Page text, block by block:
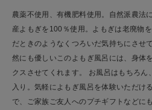
お問い合わせ
ショップリスト
農薬不使用、有機肥料使用。自然派農法
産よもぎを100％使用。よもぎは老廃物
だときのようなくつろいだ気持ちにさせ
然にも優しいこのよもぎ風呂には、身体
クスさせてくれます。 お風呂はもちろ
入り。気軽によもぎ風呂を体験いただけ
で、ご家族ご友人へのプチギフトなどに